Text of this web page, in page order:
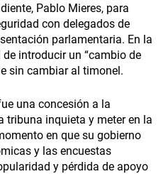
Pablo Mieres, para
con delegados de
parlamentaria. En la
introducir un “cambio de
sin cambiar al timonel.
una concesión a la
tribuna inquieta y meter en la
en que su gobierno
y las encuestas
y pérdida de apoyo